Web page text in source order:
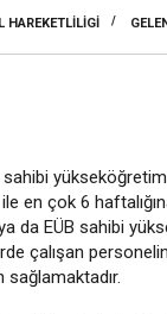
HAREKETLILIGI /
en çok 6
EÜB sahibi
çalışan